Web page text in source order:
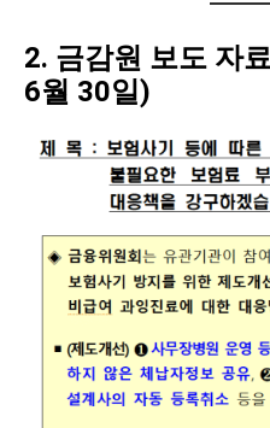
2. 금감원 보도 자
6월 30일)